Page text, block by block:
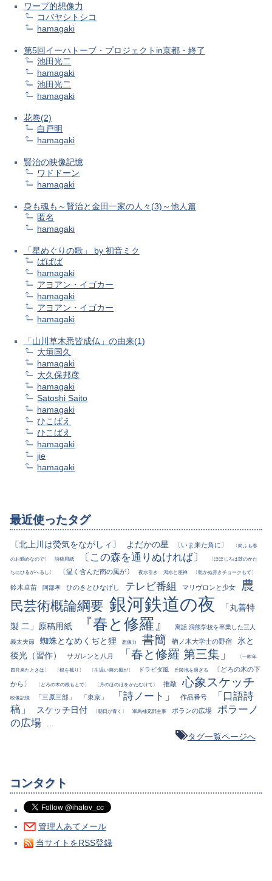
ワープ的想像力
コバヤシトシコ
hamagaki
第5回イーハトーブ・プロジェクトin京都・終了
池田光二
hamagaki
池田光二
hamagaki
花巻(2)
白戸明
hamagaki
賢治の映像記憶
ワドドーン
hamagaki
身も魂も～賢治と金田一家の人々(3)～他人篇
匿名
hamagaki
「星めぐりの歌」 by 初音ミク
ばばば
hamagaki
アヨアン・イゴカー
hamagaki
アヨアン・イゴカー
hamagaki
「山川草木悉皆成仏」の由来(1)
大垣国久
hamagaki
大久保邦彦
hamagaki
Satoshi Saito
hamagaki
ひこばえ
ひこばえ
hamagaki
jie
hamagaki
最近使ったタグ
〔北上川は熒気をながしィ〕 よだかの星 〔いま来た角に〕 〔向ふも春
のお勤めなので〕 詩稿用紙 〔この森を通りぬければ〕 〔ほほじろは鼓のかた
ちにひるがへるし〕 〔温く含んだ南の風が〕 夜水引き 渇水と座禅 〔乾かぬ赤きチョークもて〕
鈴木卓苗 阿部孝 ひのきとひなげし テレビ番組 マリヴロンと少女
農
民芸術概論綱要 銀河鉄道の夜
「丸善特
製 二」原稿用紙
『春と修羅』 寓話 洞熊学校を卒業した三人
義太夫節 蜘蛛となめくぢと狸 想像力 書簡 楢ノ木大学士の野宿
氷と
後光（習作）
サガレンと八月 「春と修羅 第三集」 〔一昨年
四月来たときは〕 〔根を截り〕 〔生温い南の風が〕 ドラビダ風 丘陵地を過ぎる
〔どろの木の下
から〕
〔どろの木の根もとで〕 〔月のほのほをかたむけて〕 推敲 心象スケッチ
映像記憶 「三原三部」 「東京」 「詩ノート」 作品番号
「口語詩
稿」
スケッチ日付 〔朝日が青く〕 軍馬補充部主事 ポランの広場
ポラーノ
の広場
タグ一覧ページへ
コンタクト
管理人あてメール
当サイトをRSS登録